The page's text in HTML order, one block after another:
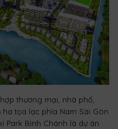
thương mại, nhà phố,
ha tọa lạc phía Nam Sài Gòn
Park Bình Chánh là dự án